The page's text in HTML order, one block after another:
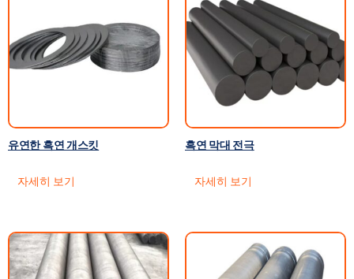
유연한 흑연 개스킷
자세히 보기
흑연 막대 전극
자세히 보기